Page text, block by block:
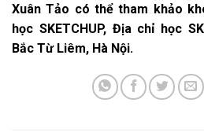
Xuân Tảo có thể tham khảo
học SKETCHUP, Địa chỉ học
Bắc Từ Liêm, Hà Nội.